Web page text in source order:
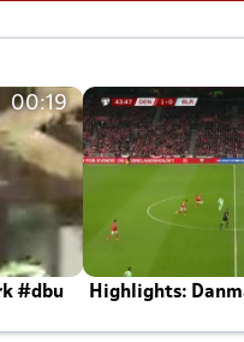
00:19
#dbu
Highlights: